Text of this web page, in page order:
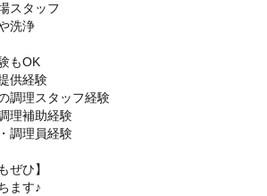
スタッフ
洗浄
もOK
供経験
調理スタッフ経験
理補助経験
調理員経験
ぜひ】
ます♪